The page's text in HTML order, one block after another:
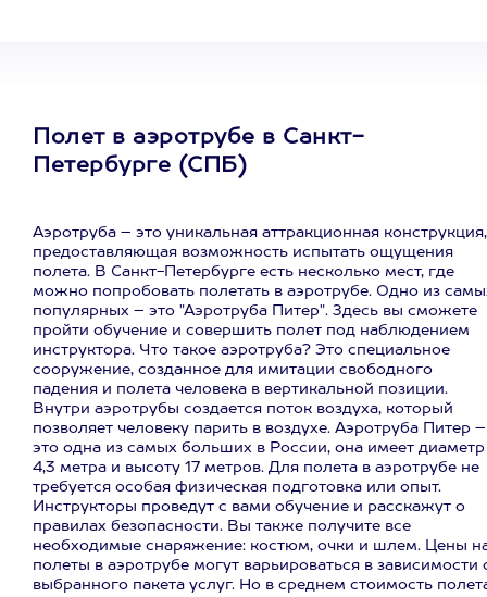
Полет в аэротрубе в Санкт-
Петербурге (СПБ)
Аэротруба – это уникальная аттракционная конструкция,
предоставляющая возможность испытать ощущения
полета. В Санкт-Петербурге есть несколько мест, где
можно попробовать полетать в аэротрубе. Одно из
популярных – это "Аэротруба Питер". Здесь вы сможете
пройти обучение и совершить полет под наблюдением
инструктора. Что такое аэротруба? Это специальное
сооружение, созданное для имитации свободного
падения и полета человека в вертикальной позиции.
Внутри аэротрубы создается поток воздуха, который
позволяет человеку парить в воздухе. Аэротруба Питер –
это одна из самых больших в России, она имеет диаметр
4,3 метра и высоту 17 метров. Для полета в аэротрубе не
требуется особая физическая подготовка или опыт.
Инструкторы проведут с вами обучение и расскажут о
правилах безопасности. Вы также получите все
необходимые снаряжение: костюм, очки и шлем. Цены
полеты в аэротрубе могут варьироваться в зависимости
выбранного пакета услуг. Но в среднем стоимость